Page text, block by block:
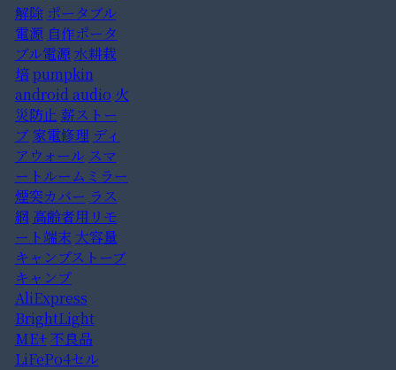
解除 ポータブル
電源 自作ポータ
ブル電源水耕栽
培pumpkin
android audio 火
災防止 薪ストー
ブ家電修理 ディ
アウォール スマ
ートルームミラー
煙突カバー ラス
網 高齢者用リモ
ート端末大容量
キャンプストーブ
キャンプ
AliExpress
BrightLight
ME+不良品
LiFePo4セル